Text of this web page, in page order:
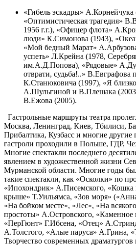
«Гибель эскадры» А.Корнейчука
«Оптимистическая трагедия»
1956 г.г.), «Офицер флота»
люди» К.Симонова (1943),
«Мой бедный Марат»
успеть» Л.Крейна (1978,
им.А.Д.Попова), «Рядовые»
отврати, судьба!..» В.Евграфова
К.Станюковича (1997), «Я
А.Шульгиной и В.Плешака
В.Ежова (2005).
Гастрольные маршруты театра
Москва, Ленинград, Киев, Тбилиси,
Прибалтика, Кузбасс и многие другие
гастроли проходили в Польше, ГДР,
Многие спектакли последнего
явлением в художественной жизни
Мурманской области. Многие годы
такие спектакли, как «Осколки» по
«Ипохондрик» А.Писемского, «Кошка
крыше» Т.Уильямса, «Зов моря»
«На бойком месте», «Лес», «На
простоты» А.Островского,
«ПерГюнт» Г.Ибсена, «Отец»
А.Толстого, «Алые паруса» А.Грина,
Творчество современных